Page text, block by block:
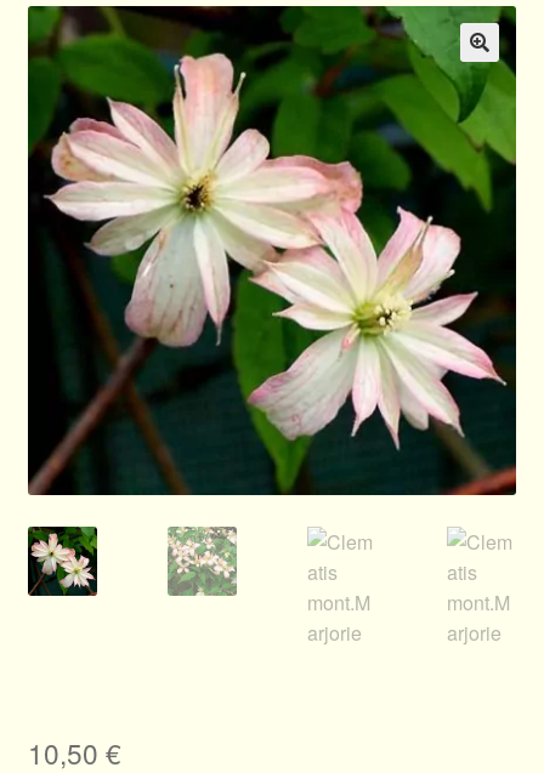
Termine
Allgemeines
Ratgeber
Über Clematis
Über uns
Warenkorb
🔍
10,50 €